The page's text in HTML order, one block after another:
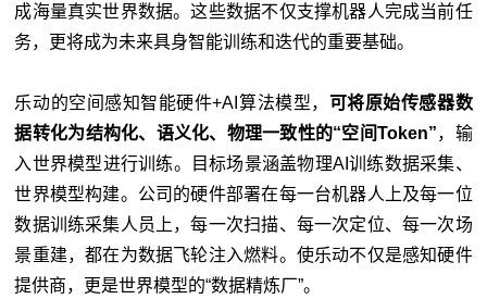
成海量真实世界数据。这些数据不仅支撑机器人完成当前任
务，更将成为未来具身智能训练和迭代的重要基础。
乐动的空间感知智能硬件+AI算法模型， 可将原始传感器数
据转化为结构化、语义化、物理一致性的“空间Token”，输
入世界模型进行训练。目标场景涵盖物理AI训练数据采集、
世界模型构建。公司的硬件部署在每一台机器人上及每一位
数据训练采集人员上，每一次扫描、每一次定位、每一次场
景重建，都在为数据飞轮注入燃料。使乐动不仅是感知硬件
提供商，更是世界模型的“数据精炼厂”。